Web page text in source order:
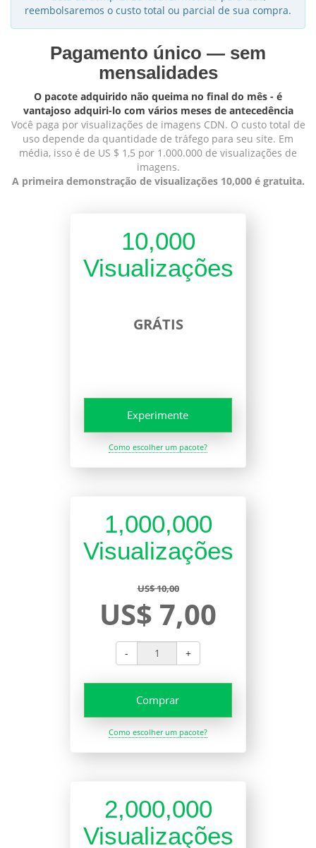
reembolsaremos o custo total ou parcial de sua compra.
Pagamento único — sem
mensalidades
O pacote adquirido não queima no final do mês - é
vantajoso adquiri-lo com vários meses de antecedência
Você paga por visualizações de imagens CDN. O custo total de
uso depende da quantidade de tráfego para seu site. Em
média, isso é de US $ 1,5 por 1.000.000 de visualizações de
imagens.
A primeira demonstração de visualizações 10,000 é gratuita.
10,000
Visualizações
GRÁTIS
Experimente
Como escolher um pacote?
1,000,000
Visualizações
US$ 10,00
US$ 7,00
- +
Comprar
Como escolher um pacote?
2,000,000
Visualizações